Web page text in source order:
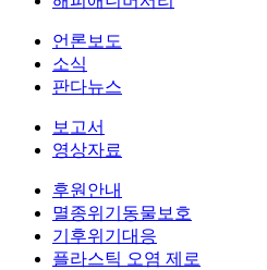
언론보도
소식
판다뉴스
보고서
영상자료
후원안내
멸종위기동물보호
기후위기대응
플라스틱 오염 제로